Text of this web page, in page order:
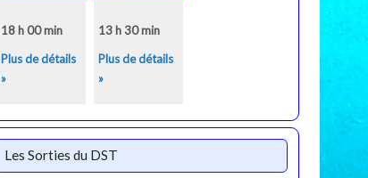
18 h 00 min
Plus de détails
»
13 h 30 min
Plus de détails
»
Les Sorties du DST